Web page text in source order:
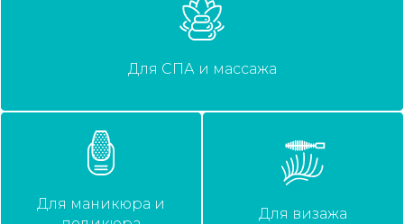
Для СПА и массажа
Для маникюра и
Для визажа